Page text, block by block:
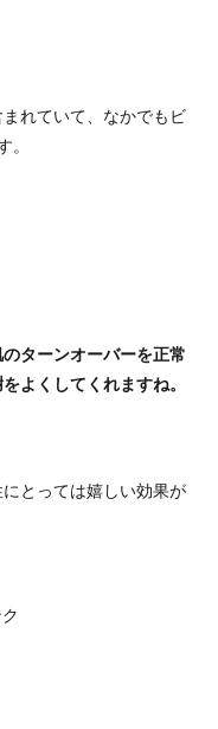
れていて、なかでもビ
。
のターンオーバーを正常
よくしてくれますね。
とっては嬉しい効果が